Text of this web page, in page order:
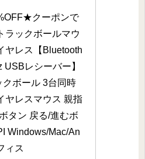
クーポンで
ラックボールマウ
ヤレス【Bluetooth
USBレシーバー】
クボール 3台同時
ヤレスマウス 親指
タン 戻る/進むボ
Windows/Mac/An
ィス